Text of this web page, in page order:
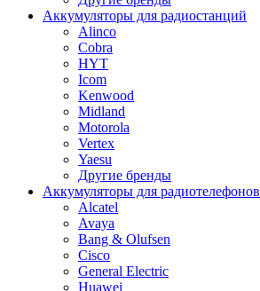
Аккумуляторы для радиостанций
Alinco
Cobra
HYT
Icom
Kenwood
Midland
Motorola
Vertex
Yaesu
Другие бренды
Аккумуляторы для радиотелефонов
Alcatel
Avaya
Bang & Olufsen
Cisco
General Electric
Huawei